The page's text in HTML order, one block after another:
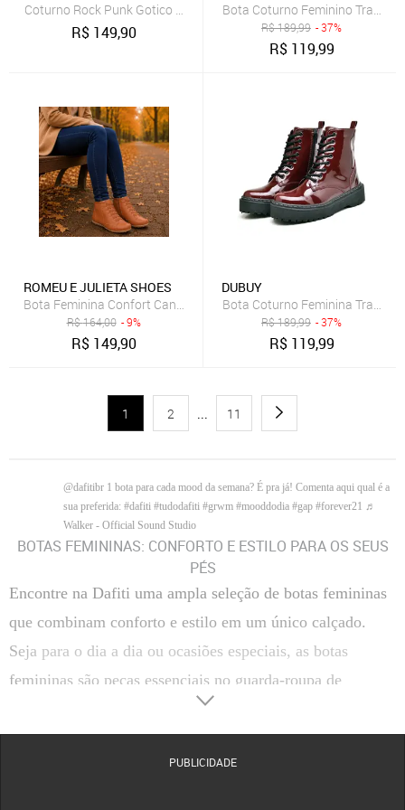
Coturno Rock Punk Gotico Estilo Fivela Sola Alta Tratorada
R$ 149,90
Bota Coturno Feminino
R$189,99 - 37%
R$ 119,99
ROMEU E JULIETA SHOES
Bota Feminina Confort Cano Curto Caramelo
R$164,00 - 9%
R$ 149,90
DUBUY
Bota Coturno Feminina
R$189,99 - 37%
R$ 119,99
1 2 ... 11
@dafitibr 1 bota para cada mood da semana? É pra já! Comenta aqui qual é a
sua preferida: #dafiti #tudodafiti #grwm #mooddodia #gap #forever21 ♬
Walker - Official Sound Studio
BOTAS FEMININAS: CONFORTO E ESTILO PARA OS SEUS
PÉS
Encontre na Dafiti uma ampla seleção de botas femininas
que combinam conforto e estilo em um único calçado.
Seja para o dia a dia ou ocasiões especiais, as botas
femininas são peças essenciais no guarda-roupa de
Tipos de Botas Femininas
Descubra diferentes tipos de botas femininas que podem
PUBLICIDADE